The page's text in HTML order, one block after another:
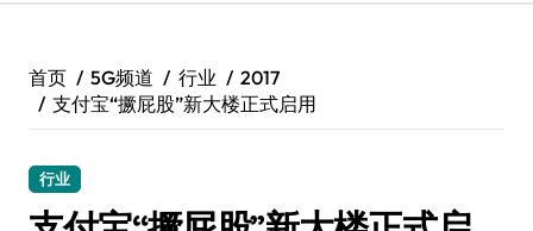
首页 5G频道 行业
2017
支付宝“撅屁股”新大楼正式启用
行业